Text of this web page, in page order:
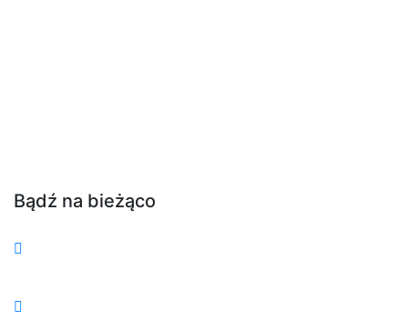
Bądź na bieżąco